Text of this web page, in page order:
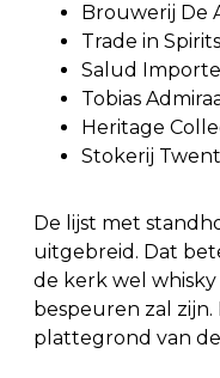
Brouwerij De
Trade in Spirits
Salud
Tobias
Heritage
Stokerij
De lijst met
uitgebreid. Dat
de kerk wel
bespeuren zal
plattegrond van